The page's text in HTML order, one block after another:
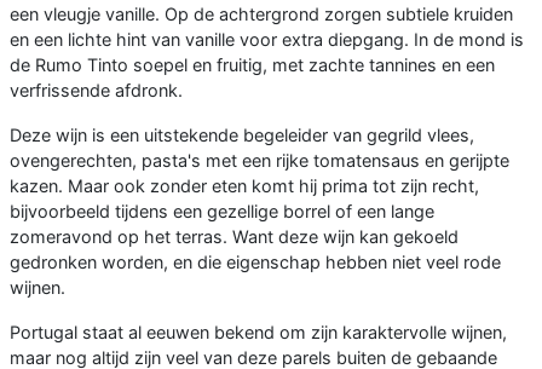
een vleugje vanille. Op de achtergrond zorgen subtiele kruiden
en een lichte hint van vanille voor extra diepgang. In de mond is
de Rumo Tinto soepel en fruitig, met zachte tannines en een
verfrissende afdronk.
Deze wijn is een uitstekende begeleider van gegrild vlees,
ovengerechten, pasta's met een rijke tomatensaus en gerijpte
kazen. Maar ook zonder eten komt hij prima tot zijn recht,
bijvoorbeeld tijdens een gezellige borrel of een lange
zomeravond op het terras. Want deze wijn kan gekoeld
gedronken worden, en die eigenschap hebben niet veel rode
wijnen.
Portugal staat al eeuwen bekend om zijn karaktervolle wijnen,
maar nog altijd zijn veel van deze parels buiten de gebaande